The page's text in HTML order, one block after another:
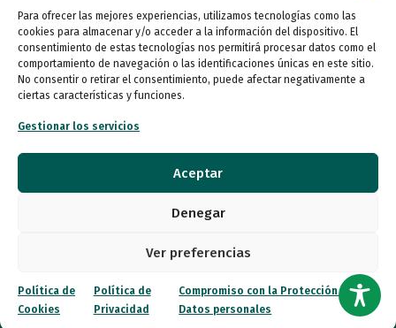
Para ofrecer las mejores experiencias, utilizamos tecnologías como las
cookies para almacenar y/o acceder a la información del dispositivo. El
consentimiento de estas tecnologías nos permitirá procesar datos como el
comportamiento de navegación o las identificaciones únicas en este sitio.
No consentir o retirar el consentimiento, puede afectar negativamente a
ciertas características y funciones.
Gestionar los servicios
Aceptar
Denegar
Ver preferencias
Política de
Cookies
Política de
Privacidad
Compromiso con la Protección de
Datos personales
Entidad de utilidad pública
Calle Garibay, 7. 3ª Planta Derecha 28007 Madrid
Lunes a miércoles